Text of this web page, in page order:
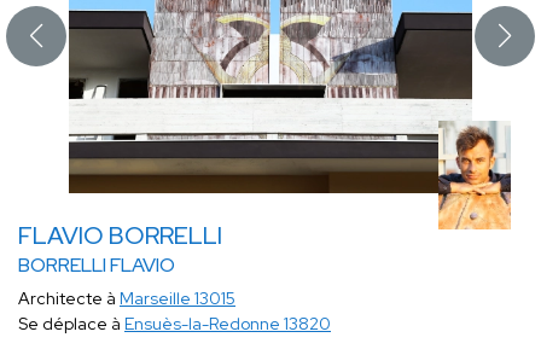
FLAVIO BORRELLI
BORRELLI FLAVIO
Architecte à Marseille 13015
Se déplace à Ensuès-la-Redonne 13820